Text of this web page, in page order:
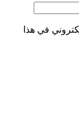
في هذا